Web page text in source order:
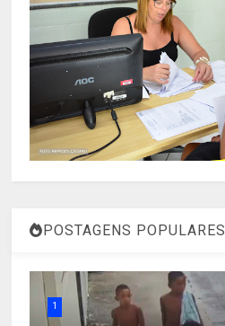
POSTAGENS POPULARES
1